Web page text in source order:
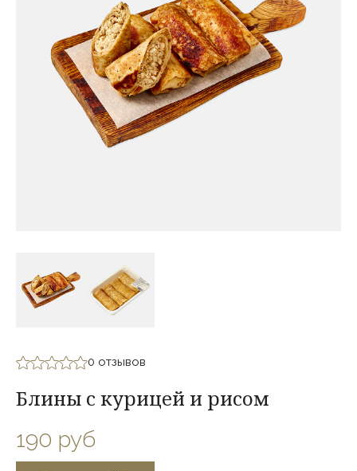
0 отзывов
Блины с курицей и рисом
190 руб